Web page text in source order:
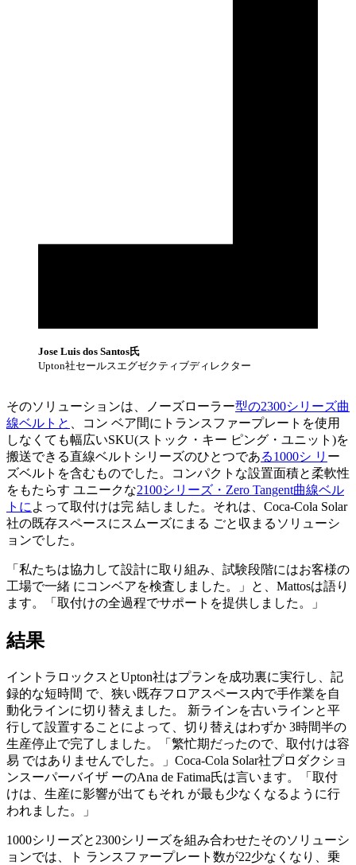
Jose Luis dos Santos氏
Upton社セールスエグゼクティブディレクター
そのソリューションは、ノーズローラー型の2300シリーズ曲
線ベルトと
、コン ベア間にトランスファープレートを使用
しなくても幅広いSKU(ストック・キー ピング・ユニット)を
搬送できる直線ベルトシリーズのひとつである1000シ リ ー
ズベルトを含むものでした。コンパクトな設置面積と柔軟性
をもたらす ユニークな2100シリーズ・Zero Tangent曲線ベル
トに よって取付けは完 結しました。それは、Coca‑Cola Solar
社の既存スペースにスムーズにまる ごと収まるソリューシ
ョンでした。
「私たちは協力して設計に取り組み、試験段階にはお客様の
工場で一緒 にコンベアを検査しました。」と、Mattosは語り
ます。「取付けの全過程でサポートを提供しました。」
結果
イントラロックスとUpton社はプランを成功裏に実行し、記
録的な短時間 で、狭い既存フロアスペース内で手作業を自
動化ラインに切り替えました。 新ラインを古いラインと平
行して設置することによって、切り替えはわずか 3時間半の
生産停止で完了しました。「繁忙期だったので、取付けは容
易 ではありませんでした。」Coca-Cola Solar社プロダクショ
ンスーパーバイザ ーのAna de Fatima氏は言います。「取付
けは、生産に影響が出てもそれ が最も少なくなるように行
われました。」
1000シリーズと2300シリーズを組み合わせたそのソリューシ
ョンでは、ト ランスファープレート数が22少なくなり、乗